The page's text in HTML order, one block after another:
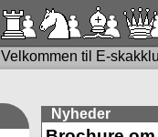
Velkommen til E-
Nyheder